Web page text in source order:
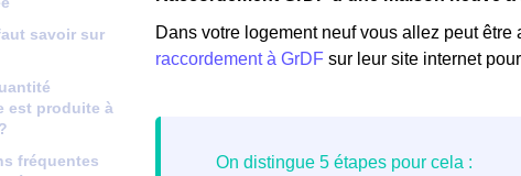
savoir sur
est produite à
fréquentes
Dans votre logement neuf vous allez peut
raccordement à GrDF sur leur site internet